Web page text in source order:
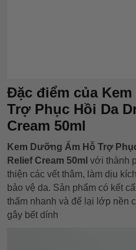
Đặc điểm của
Trợ Phục Hồi Da
Cream 50ml
Kem Dưỡng Ẩm Hỗ Trợ
Relief Cream 50ml với thành
thiện các vết thâm, làm dịu
bảo vệ da. Sản phẩm có kết
thấm nhanh và để lại lớp nền
gây bết dính